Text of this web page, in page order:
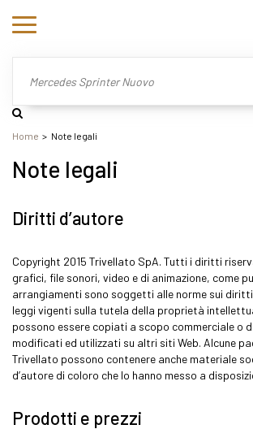
Home Note legali
Note legali
Diritti d’autore
Copyright 2015 Trivellato SpA. Tutti i diritti
grafici, file sonori, video e di animazione, come
arrangiamenti sono soggetti alle norme sui
leggi vigenti sulla tutela della proprietà
possono essere copiati a scopo commerciale o
modificati ed utilizzati su altri siti Web. Alcune
Trivellato possono contenere anche materiale
d’autore di coloro che lo hanno messo a
Prodotti e prezzi